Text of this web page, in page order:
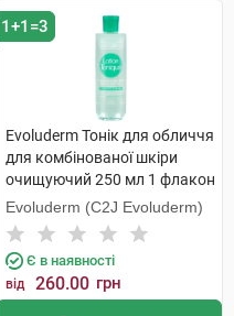
1+1=3
Evoluderm Тонік для обличчя
для комбінованої шкіри
очищуючий 250 мл 1 флакон
Evoluderm (C2J Evoluderm)
Є в наявності
від 260.00 грн